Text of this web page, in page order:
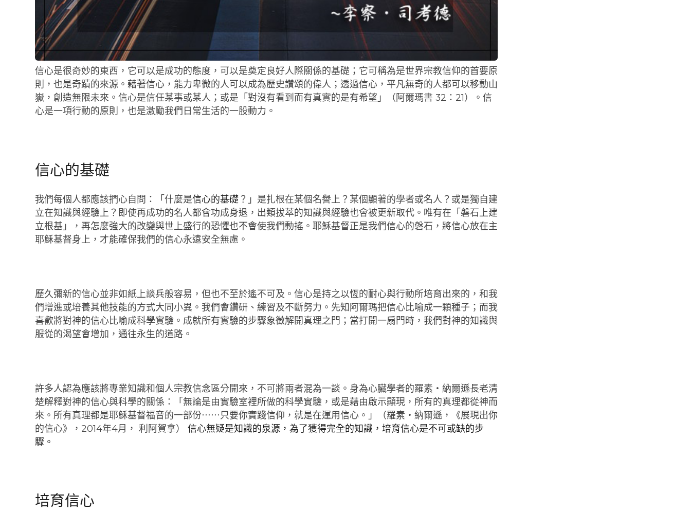
信心是很奇妙的東西，它可以是成功的態度，可以是奠定良好人際關係的基礎；它可稱為是世界宗教信仰的首要原
則，也是奇蹟的來源。藉著信心，能力卑微的人可以成為歷史讚頌的偉人；透過信心，平凡無奇的人都可以移動山
嶽，創造無限未來。信心是信任某事或某人；或是「對沒有看到而有真實的是有希望」（阿爾瑪書 32：21）。信
心是一項行動的原則，也是激勵我們日常生活的一股動力。
信心的基礎
我們每個人都應該捫心自問：「什麼是信心的基礎？」是扎根在某個名譽上？某個顯著的學者或名人？或是獨自建
立在知識與經驗上？即使再成功的名人都會功成身退，出類拔萃的知識與經驗也會被更新取代。唯有在「磐石上建
立根基」，再怎麼強大的改變與世上盛行的恐懼也不會使我們動搖。耶穌基督正是我們信心的磐石，將信心放在主
耶穌基督身上，才能確保我們的信心永遠安全無慮。
歷久彌新的信心並非如紙上談兵般容易，但也不至於遙不可及。信心是持之以恆的耐心與行動所培育出來的，和我
們增進或培養其他技能的方式大同小異。我們會鑽研、練習及不斷努力。先知阿爾瑪把信心比喻成一顆種子；而我
喜歡將對神的信心比喻成科學實驗。成就所有實驗的步驟象徵解開真理之門；當打開一扇門時，我們對神的知識與
服從的渴望會增加，通往永生的道路。
許多人認為應該將專業知識和個人宗教信念區分開來，不可將兩者混為一談。身為心臟學者的羅素‧納爾遜長老清
楚解釋對神的信心與科學的關係：「無論是由實驗室裡所做的科學實驗，或是藉由啟示顯現，所有的真理都從神而
來。所有真理都是耶穌基督福音的一部份⋯⋯只要你實踐信仰，就是在運用信心。」（羅素‧納爾遜，《展現出你
的信心》，2014年4月， 利阿賀拿）信心無疑是知識的泉源，為了獲得完全的知識，培育信心是不可或缺的步
驟。
培育信心